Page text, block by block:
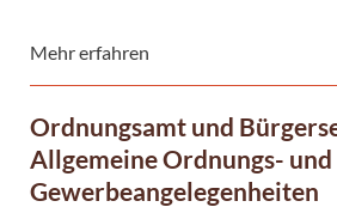
Mehr erfahren
Ordnungsamt und
Allgemeine Ordnungs- und
Gewerbeangelegenheiten